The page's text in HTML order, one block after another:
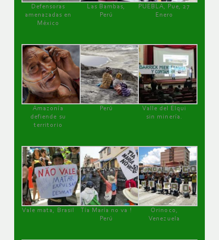
Defensoras
amenazadas en
México
Las Bambas,
Perú
PUEBLA, Pue, 27
Enero
Amazonía
defiende su
territorio
Perú
Valle del Elqui
sin minería.
Vale mata, Brasil
Tía María no va !
Perú
Orinoco,
Venezuela